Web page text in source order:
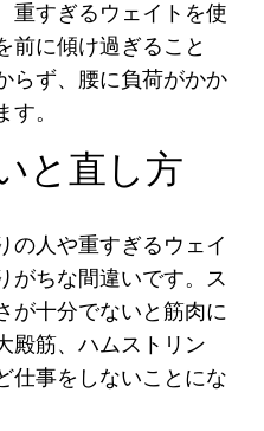
重すぎるウェイトを使
前に傾け過ぎること
らず、腰に負荷がかか
。
と直し方
の人や重すぎるウェイ
がちな間違いです。ス
が十分でないと筋肉に
殿筋、ハムストリン
仕事をしないことにな